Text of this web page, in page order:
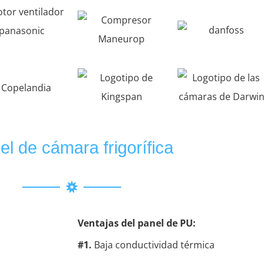
de cámara frigorífica
Ventajas del panel de PU:
#1. Baja conductividad térmica